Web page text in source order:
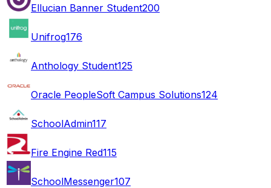
Ellucian Banner Student200
Unifrog176
Anthology Student125
Oracle PeopleSoft Campus Solutions124
SchoolAdmin117
Fire Engine Red115
SchoolMessenger107